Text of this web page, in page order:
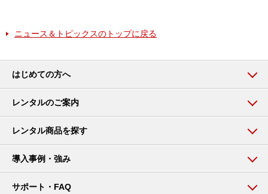
ニュース＆トピックスのトップに戻る
はじめての方へ
レンタルのご案内
レンタル商品を探す
導入事例・強み
サポート・FAQ